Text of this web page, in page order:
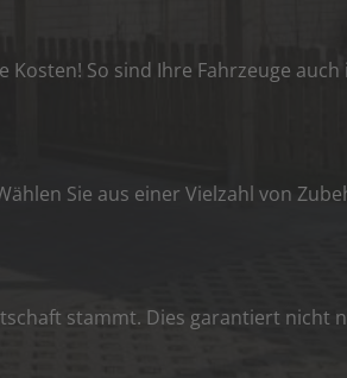
Kosten! So sind Ihre Fahrzeuge auch
Sie aus einer Vielzahl von
stammt. Dies garantiert nicht